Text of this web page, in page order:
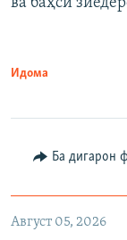
Идома
Ба дигарон
Август 05, 2026